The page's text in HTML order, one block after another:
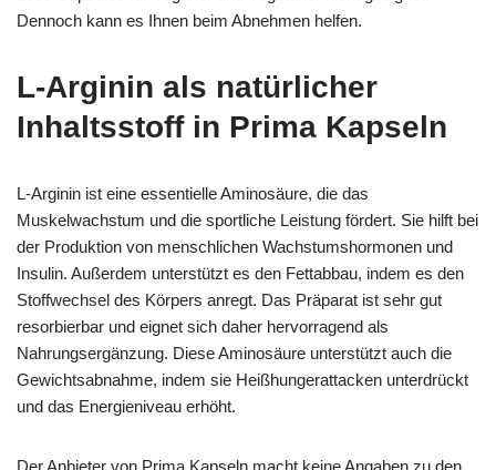
Dennoch kann es Ihnen beim Abnehmen helfen.
L-Arginin als natürlicher
Inhaltsstoff in Prima Kapseln
L-Arginin ist eine essentielle Aminosäure, die das
Muskelwachstum und die sportliche Leistung fördert. Sie hilft bei
der Produktion von menschlichen Wachstumshormonen und
Insulin. Außerdem unterstützt es den Fettabbau, indem es den
Stoffwechsel des Körpers anregt. Das Präparat ist sehr gut
resorbierbar und eignet sich daher hervorragend als
Nahrungsergänzung. Diese Aminosäure unterstützt auch die
Gewichtsabnahme, indem sie Heißhungerattacken unterdrückt
und das Energieniveau erhöht.
Der Anbieter von Prima Kapseln macht keine Angaben zu den